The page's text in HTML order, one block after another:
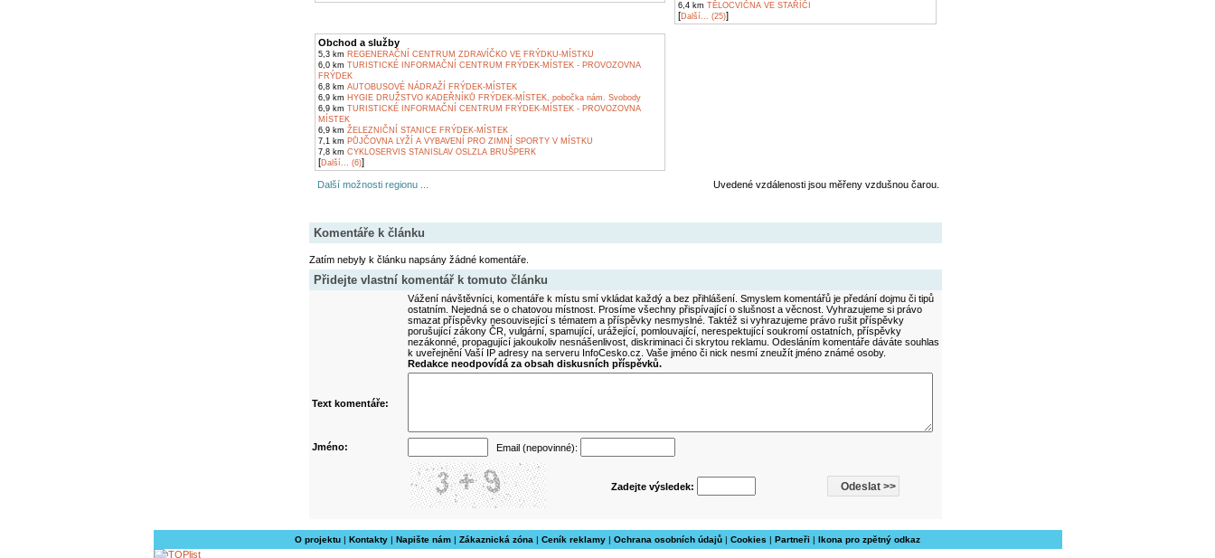
6,4 km TĚLOCVIČNA VE STAŘÍČI
[Další... (25)]
Obchod a služby
5,3 km REGENERAČNÍ CENTRUM ZDRAVÍČKO VE FRÝDKU-MÍSTKU
6,0 km TURISTICKÉ INFORMAČNÍ CENTRUM FRÝDEK-MÍSTEK - PROVOZOVNA
FRÝDEK
6,8 km AUTOBUSOVÉ NÁDRAŽÍ FRÝDEK-MÍSTEK
6,9 km HYGIE DRUŽSTVO KADEŘNÍKŮ FRÝDEK-MÍSTEK, pobočka nám. Svobody
6,9 km TURISTICKÉ INFORMAČNÍ CENTRUM FRÝDEK-MÍSTEK - PROVOZOVNA
MÍSTEK
6,9 km ŽELEZNIČNÍ STANICE FRÝDEK-MÍSTEK
7,1 km PŮJČOVNA LYŽÍ A VYBAVENÍ PRO ZIMNÍ SPORTY V MÍSTKU
7,8 km CYKLOSERVIS STANISLAV OSLZLA BRUŠPERK
[Další... (6)]
Další možnosti regionu ... Uvedené vzdálenosti jsou měřeny vzdušnou čarou.
Komentáře k článku
Zatím nebyly k článku napsány žádné komentáře.
Přidejte vlastní komentář k tomuto článku
Vážení návštěvníci, komentáře k místu smí vkládat každý a bez přihlášení. Smyslem komentářů je předání dojmu či tipů
ostatním. Nejedná se o chatovou místnost. Prosíme všechny přispívající o slušnost a věcnost. Vyhrazujeme si právo
smazat příspěvky nesouvisející s tématem a příspěvky nesmyslné. Taktéž si vyhrazujeme právo rušit příspěvky
porušující zákony ČR, vulgární, spamující, urážející, pomlouvající, nerespektující soukromí ostatních, příspěvky
nezákonné, propagující jakoukoliv nesnášenlivost, diskriminaci či skrytou reklamu. Odesláním komentáře dáváte souhlas
k uveřejnění Vaší IP adresy na serveru InfoCesko.cz. Vaše jméno či nick nesmí zneužít jméno známé osoby.
Redakce neodpovídá za obsah diskusních příspěvků.
Text komentáře:
Jméno: Email (nepovinné):
Zadejte výsledek:
O projektu | Kontakty | Napište nám | Zákaznická zóna | Ceník reklamy | Ochrana osobních údajů | Cookies | Partneři | Ikona pro zpětný odkaz